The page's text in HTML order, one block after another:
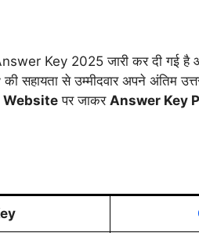
Key 2025 जारी कर दी गई है
से उम्मीदवार अपने अंतिम
पर जाकर Answer Key